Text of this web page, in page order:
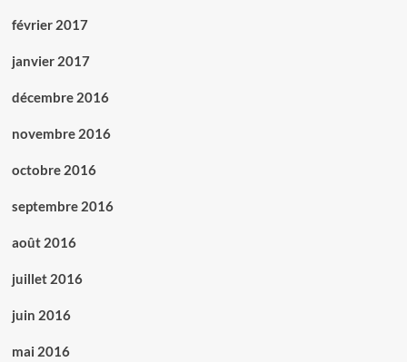
février 2017
janvier 2017
décembre 2016
novembre 2016
octobre 2016
septembre 2016
août 2016
juillet 2016
juin 2016
mai 2016